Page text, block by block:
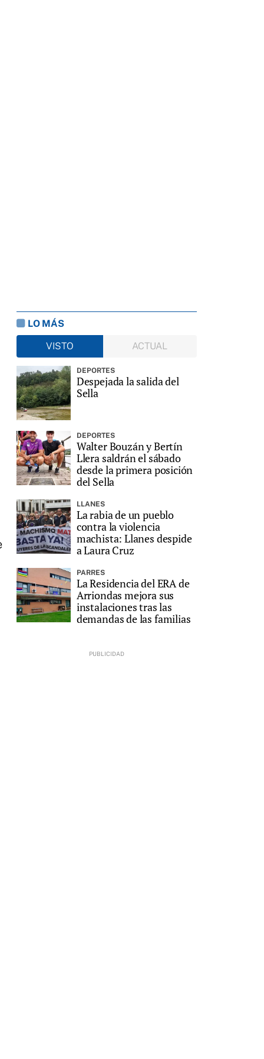
LO MÁS
VISTO
ACTUAL
DEPORTES
Despejada la salida del
Sella
DEPORTES
Walter Bouzán y Bertín
Llera saldrán el sábado
desde la primera posición
del Sella
LLANES
La rabia de un pueblo
contra la violencia
machista: Llanes despide
a Laura Cruz
PARRES
La Residencia del ERA de
Arriondas mejora sus
instalaciones tras las
demandas de las familias